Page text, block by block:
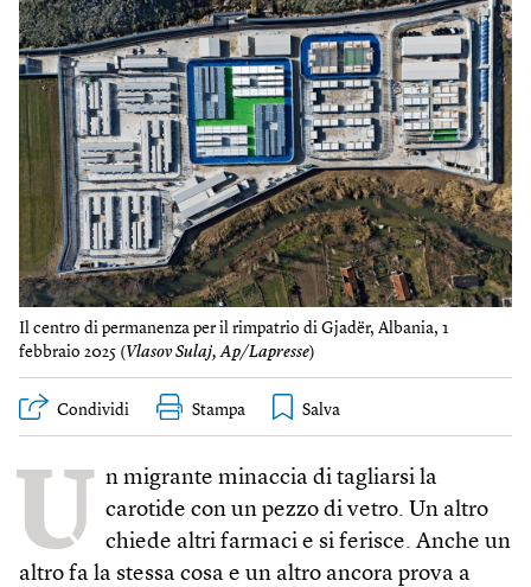
Il centro di permanenza per il rimpatrio di Gjadër, Albania, 1
febbraio 2025 (Vlasov Sulaj, Ap/Lapresse)
Condividi Stampa
U n migrante minaccia di tagliarsi la
carotide con un pezzo di vetro. Un altro
chiede altri farmaci e si ferisce. Anche un
altro fa la stessa cosa e un altro ancora prova a